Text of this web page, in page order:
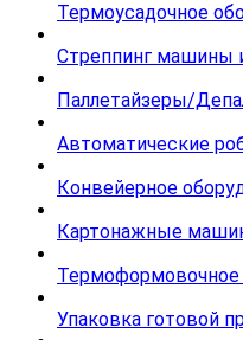
Термоусадочное
Стреппинг машины
Паллетайзеры/
Автоматические
Конвейерное
Картонажные
Термоформовочное
Упаковка готовой